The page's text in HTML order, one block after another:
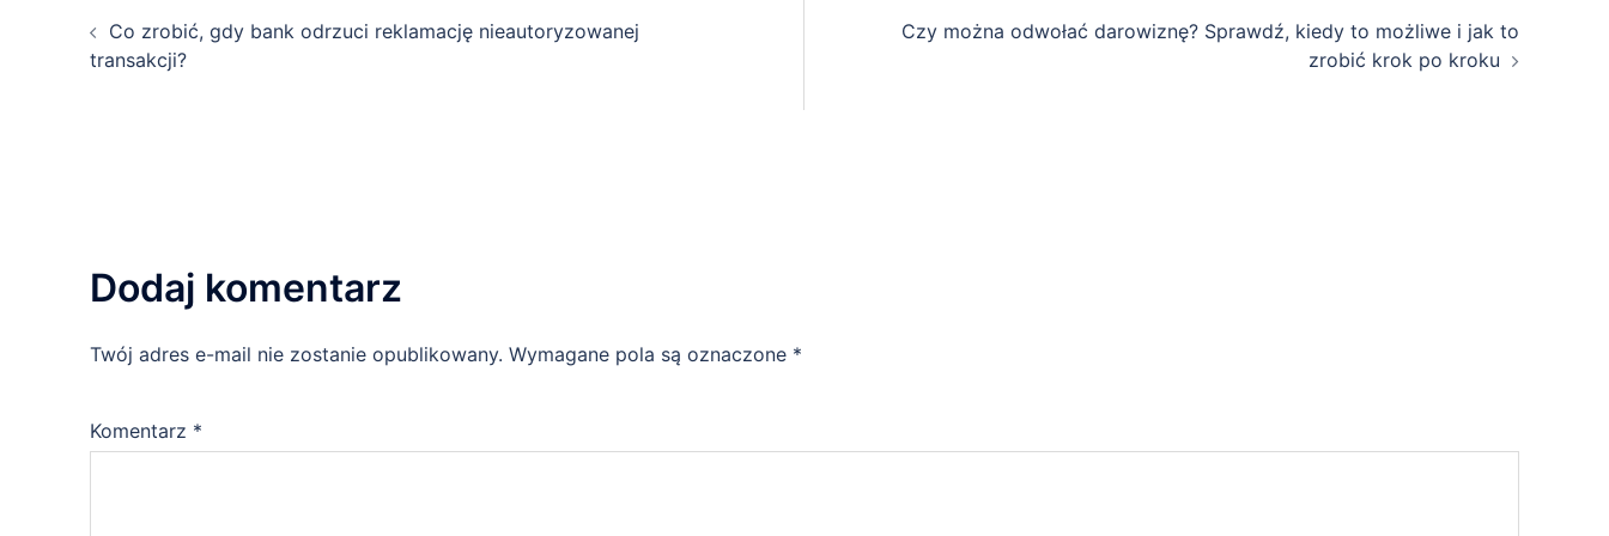
Co zrobić, gdy bank odrzuci reklamację nieautoryzowanej
transakcji?
Czy można odwołać darowiznę? Sprawdź, kiedy to możliwe i jak to
zrobić krok po kroku
Dodaj komentarz
Twój adres e-mail nie zostanie opublikowany. Wymagane pola są oznaczone *
Komentarz *